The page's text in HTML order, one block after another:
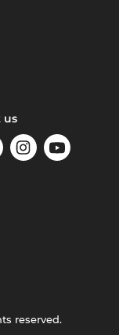
us
reserved.